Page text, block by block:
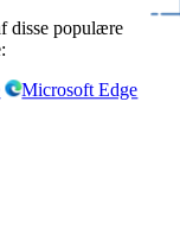
disse populære
Microsoft Edge